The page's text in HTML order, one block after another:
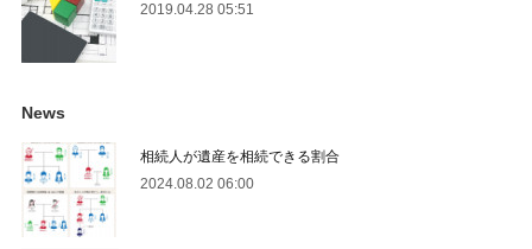
2019.04.28 05:51
News
相続人が遺産を相続できる割合
2024.08.02 06:00